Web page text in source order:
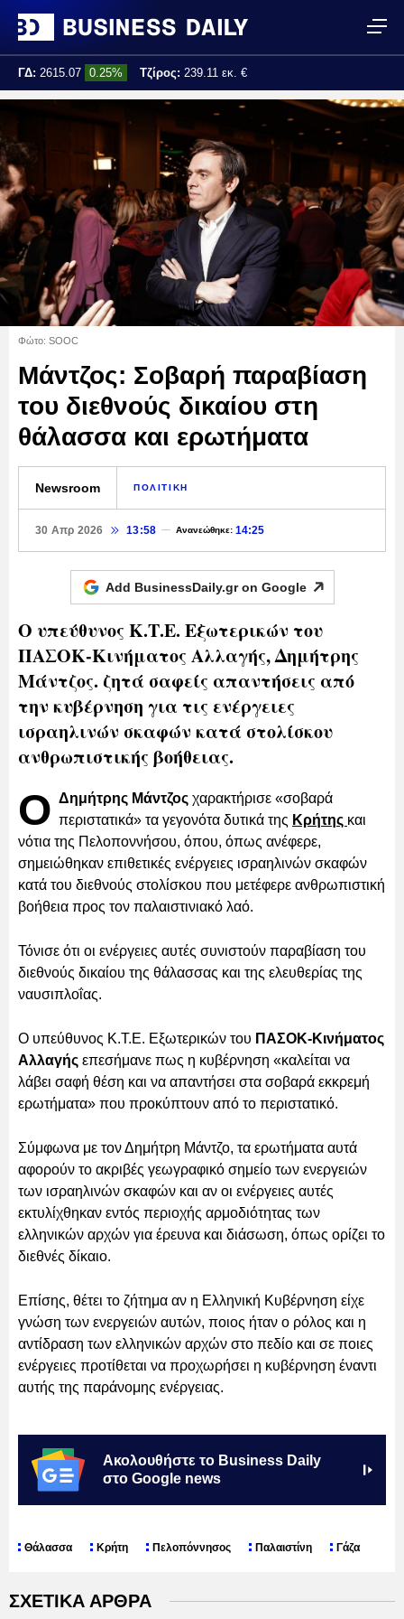
ΓΔ: 2615.07 0.25% Τζίρος: 239.11 εκ. €
Φώτο: SOOC
Μάντζος: Σοβαρή παραβίαση
του διεθνούς δικαίου στη
θάλασσα και ερωτήματα
Newsroom ΠΟΛΙΤΙΚΗ
30 Απρ 2026 13:58 Ανανεώθηκε: 14:25
Add BusinessDaily.gr on Google
Ο υπεύθυνος Κ.Τ.Ε. Εξωτερικών του
ΠΑΣΟΚ-Κινήματος Αλλαγής, Δημήτρης
Μάντζος. ζητά σαφείς απαντήσεις από
την κυβέρνηση για τις ενέργειες
ισραηλινών σκαφών κατά στολίσκου
ανθρωπιστικής βοήθειας.
Ο Δημήτρης Μάντζος χαρακτήρισε «σοβαρά
περιστατικά» τα γεγονότα δυτικά της Κρήτης και
νότια της Πελοποννήσου, όπου, όπως ανέφερε,
σημειώθηκαν επιθετικές ενέργειες ισραηλινών σκαφών
κατά του διεθνούς στολίσκου που μετέφερε ανθρωπιστική
βοήθεια προς τον παλαιστινιακό λαό.
Τόνισε ότι οι ενέργειες αυτές συνιστούν παραβίαση του
διεθνούς δικαίου της θάλασσας και της ελευθερίας της
ναυσιπλοΐας.
Ο υπεύθυνος Κ.Τ.Ε. Εξωτερικών του ΠΑΣΟΚ-Κινήματος
Αλλαγής επεσήμανε πως η κυβέρνηση «καλείται να
λάβει σαφή θέση και να απαντήσει στα σοβαρά εκκρεμή
ερωτήματα» που προκύπτουν από το περιστατικό.
Σύμφωνα με τον Δημήτρη Μάντζο, τα ερωτήματα αυτά
αφορούν το ακριβές γεωγραφικό σημείο των ενεργειών
των ισραηλινών σκαφών και αν οι ενέργειες αυτές
εκτυλίχθηκαν εντός περιοχής αρμοδιότητας των
ελληνικών αρχών για έρευνα και διάσωση, όπως ορίζει το
διεθνές δίκαιο.
Επίσης, θέτει το ζήτημα αν η Ελληνική Κυβέρνηση είχε
γνώση των ενεργειών αυτών, ποιος ήταν ο ρόλος και η
αντίδραση των ελληνικών αρχών στο πεδίο και σε ποιες
ενέργειες προτίθεται να προχωρήσει η κυβέρνηση έναντι
αυτής της παράνομης ενέργειας.
Ακολουθήστε το Business Daily
στο Google news
Θάλασσα Κρήτη Πελοπόννησος Παλαιστίνη Γάζα
ΣΧΕΤΙΚΑ ΑΡΘΡΑ